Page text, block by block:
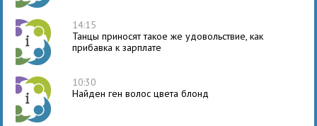
14:15
Танцы приносят такое же удовольствие, как
прибавка к зарплате
10:30
Найден ген волос цвета блонд